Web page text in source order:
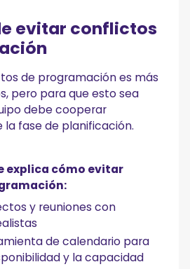
evitar conflictos
de programación es más
pero para que esto sea
debe cooperar
fase de planificación.
explica cómo evitar
y reuniones con
de calendario para
y la capacidad